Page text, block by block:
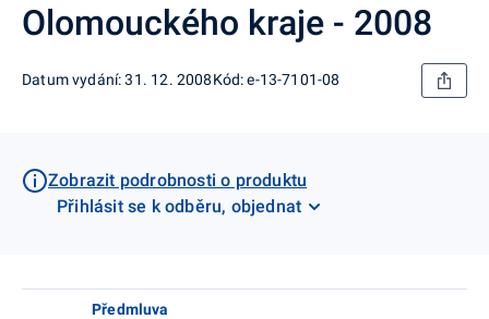
Olomouckého kraje - 2008
Datum vydání: 31. 12. 2008Kód: e-13-7101-08
Zobrazit podrobnosti o produktu
Přihlásit se k odběru, objednat
Předmluva